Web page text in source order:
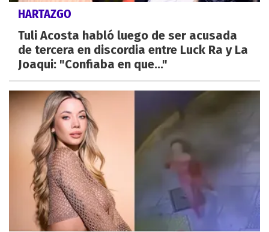
HARTAZGO
Tuli Acosta habló luego de ser acusada
de tercera en discordia entre Luck Ra y La
Joaqui: "Confiaba en que..."